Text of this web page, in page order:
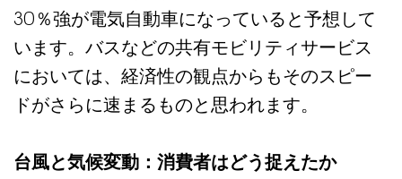
30％強が電気自動車になっていると予想して
います。バスなどの共有モビリティサービス
においては、経済性の観点からもそのスピー
ドがさらに速まるものと思われます。
台風と気候変動：消費者はどう捉えたか